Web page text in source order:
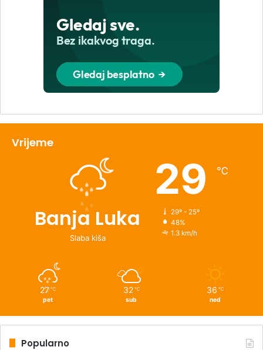
Vrijeme
Banja Luka
Slaba kiša
29 ℃
29º - 25º
48%
1.3 km/h
27 ℃
pet
32 ℃
sub
36 ℃
ned
Popularno